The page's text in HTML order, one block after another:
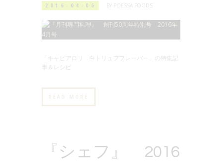
2016-04-06 BY POESSA FOODS
「キャビアロリ 白トリュフフレーバー」の特集記
事＆レシピ
『シェフ』 2016